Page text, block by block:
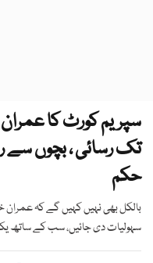
سپریم کورٹ کا عمران
تک رسائی ، بچوں سے
حکم
بالکل بھی نہیں کہیں گے کہ عمران
سہولیات دی جائیں، سب کے ساتھ